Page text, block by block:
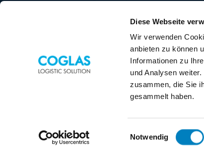
Diese Webseite
Wir verwenden
anbieten zu können
Informationen zu
und Analysen
zusammen, die Sie
gesammelt haben.
Einwilligungsauswahl
Notwendig
schnelle und skalierbare
★ Bestes WMS 2025/2026 ·4,6/5
auf even logistics
★ 4,5/5 auf Google
+49 5031 9417-40
vertrieb@coglas.com
© 2026 COGLAS GmbH · WEB WMS